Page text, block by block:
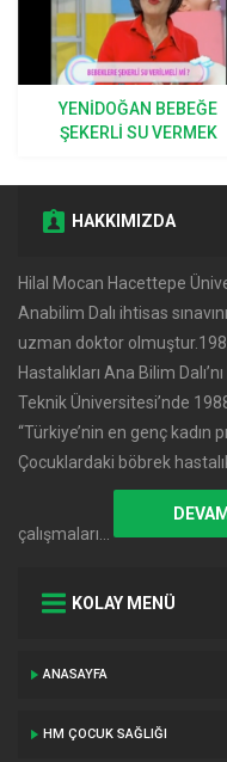
YENIDOĞAN BEBEĞE
ŞEKERLI SU VERMEK
HAKKIMIZDA
Hilal Mocan Hacettepe
Anabilim Dalı ihtisas
uzman doktor
Hastalıkları Ana Bilim
Teknik Üniversitesi’nde
‘‘Türkiye’nin en genç kadın
Çocuklardaki böbrek
çalışmaları…
KOLAY MENÜ
ANASAYFA
HM ÇOCUK SAĞLIĞI